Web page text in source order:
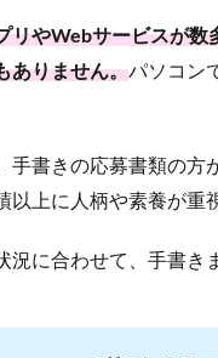
リやWebサービスが数
ありません。パソコン
手書きの応募書類の方
以上に人柄や素養が重
況に合わせて、手書き